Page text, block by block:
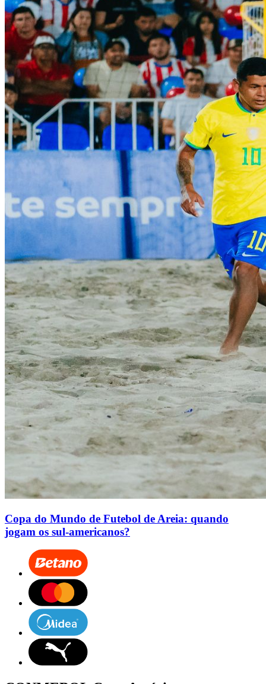
Copa do Mundo de Futebol de Areia: quando
jogam os sul-americanos?